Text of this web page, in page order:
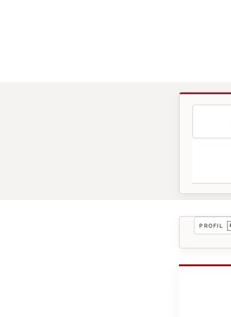
PROFIL